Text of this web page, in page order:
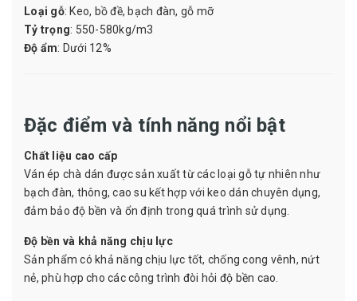
Loại gỗ: Keo, bồ đề, bạch đàn, gỗ mỡ
Tỷ trọng: 550-580kg/m3
Độ ẩm: Dưới 12%
Đặc điểm và tính năng nổi bật
Chất liệu cao cấp
Ván ép chà dán được sản xuất từ các loại gỗ tự nhiên như
bạch đàn, thông, cao su kết hợp với keo dán chuyên dụng,
đảm bảo độ bền và ổn định trong quá trình sử dụng.
Độ bền và khả năng chịu lực
Sản phẩm có khả năng chịu lực tốt, chống cong vênh, nứt
nẻ, phù hợp cho các công trình đòi hỏi độ bền cao.